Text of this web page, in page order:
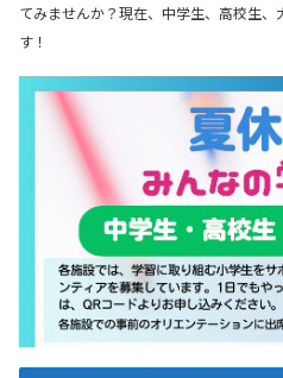
てみませんか？現在、中学生、高校生
す！